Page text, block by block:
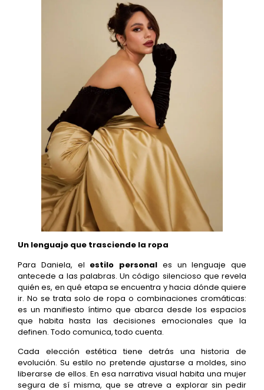
Un lenguaje que trasciende la ropa
Para Daniela, el estilo personal es un lenguaje que
antecede a las palabras. Un código silencioso que revela
quién es, en qué etapa se encuentra y hacia dónde quiere
ir. No se trata solo de ropa o combinaciones cromáticas:
es un manifiesto íntimo que abarca desde los espacios
que habita hasta las decisiones emocionales que la
definen. Todo comunica, todo cuenta.
Cada elección estética tiene detrás una historia de
evolución. Su estilo no pretende ajustarse a moldes, sino
liberarse de ellos. En esa narrativa visual habita una mujer
segura de sí misma, que se atreve a explorar sin pedir